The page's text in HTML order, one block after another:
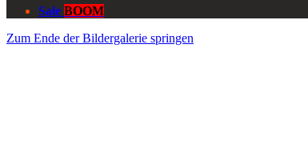
Sale BOOM
Zum Ende der Bildergalerie springen